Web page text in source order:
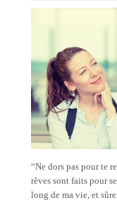
“Ne dors pas pour te
rêves sont faits pour
long de ma vie, et